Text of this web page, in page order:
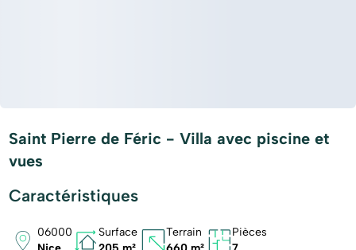
Saint Pierre de Féric - Villa avec piscine et
vues
Caractéristiques
06000
Surface
Terrain
Pièces